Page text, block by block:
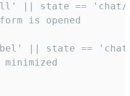
|| state ==
is opened
|| state ==
minimized